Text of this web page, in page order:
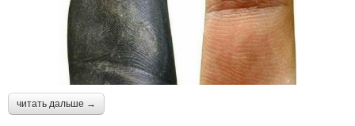
читать дальше →